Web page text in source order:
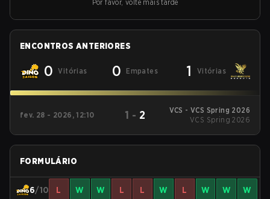
Por favor, volte mais tarde
ENCONTROS ANTERIORES
0 Vitórias 0 Empates 1 Vitórias
fev. 28 - 2026, 12:10 1 - 2
VCS - VCS Spring 2026
VCS Spring 2026
FORMULÁRIO
6/10 L W W L L W L W W W